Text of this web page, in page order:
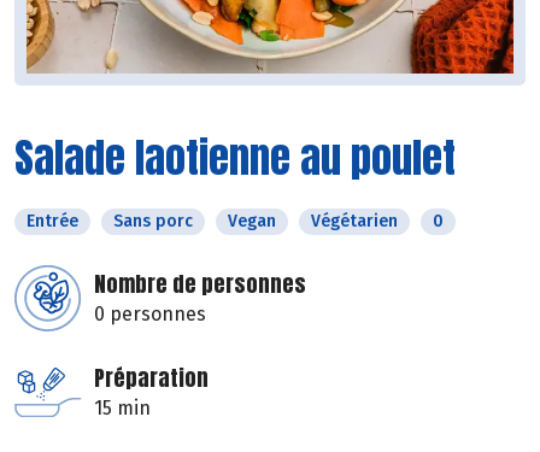
Salade laotienne au poulet
Entrée Sans porc Vegan Végétarien 0
Nombre de personnes
0 personnes
Préparation
15 min